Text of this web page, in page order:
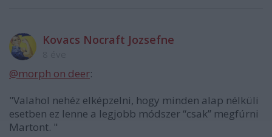
Kovacs Nocraft Jozsefne
@morph on deer:
"Valahol nehéz elképzelni, hogy minden alap nélküli
esetben ez lenne a legjobb módszer “csak” megfúrni
Martont. "